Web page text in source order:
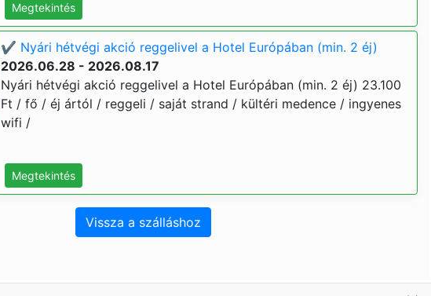
Megtekintés
✔️ Nyári hétvégi akció reggelivel a Hotel Európában (min. 2 éj)
2026.06.28 - 2026.08.17
Nyári hétvégi akció reggelivel a Hotel Európában (min. 2 éj) 23.100
Ft / fő / éj ártól / reggeli / saját strand / kültéri medence / ingyenes
wifi /
Megtekintés
Vissza a szálláshoz